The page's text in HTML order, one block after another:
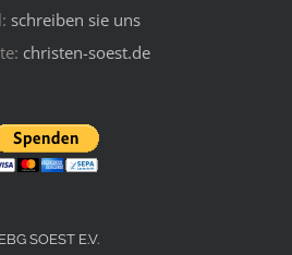
schreiben sie uns
christen-soest.de
EBG SOEST E.V.